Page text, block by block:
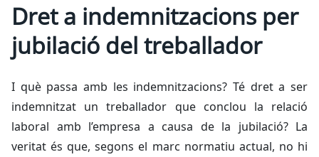
Dret a indemnitzacions per
jubilació del treballador
I què passa amb les indemnitzacions? Té dret a ser
indemnitzat un treballador que conclou la relació
laboral amb l’empresa a causa de la jubilació? La
veritat és que, segons el marc normatiu actual, no hi